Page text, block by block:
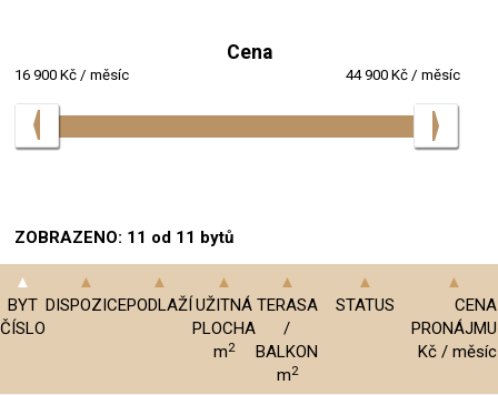
Cena
16 900 Kč / měsíc 44 900 Kč / měsíc
ZOBRAZENO: 11 od 11 bytů
BYT
ČÍSLO
DISPOZICEPODLAŽÍ UŽITNÁ
PLOCHA
m2
TERASA
/
BALKON
m2
STATUS
CENA
PRONÁJMU
Kč / měsíc